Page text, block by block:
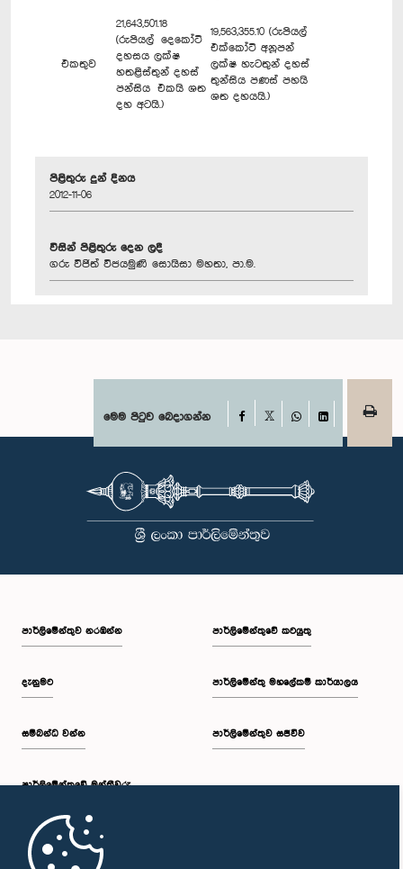
එකතුව
21,643,501.18
(රුපියල් දෙකෝටි
දහසය ලක්ෂ
හතළිස්තුන් දහස්
පන්සිය එකයි ශත
දහ අටයි.)
19,563,355.10 (රුපියල්
එක්කෝටි අනූපන්
ලක්ෂ හැටතුන් දහස්
තුන්සිය පණස් පහයි
ශත දහයයි.)
පිළිතුරු දුන් දිනය
2012-11-06
විසින් පිළිතුරු දෙන ලදී
ගරු විජිත් විජයමුණි සොයිසා මහතා, පා.ම.
මෙම පිටුව බෙදාගන්න Facebook
WhatsAppLinkedIn
පාර්ලි‌මේන්තුව නරඹන්න
දැනුමට
සම්බන්ධ වන්න
පාර්ලි‌මේන්තුවේ මන්ත්‍රීවරු
මුල් පිටුව
පාර්ලිමේන්තුවේ කටයුතු
පාර්ලිමේන්තු මහලේකම් කාර්යාලය
පාර්ලිමේන්තුව සජීවීව